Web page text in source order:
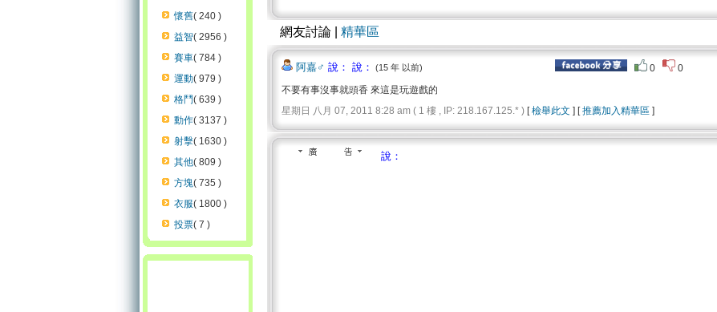
懷舊( 240 )
益智( 2956 )
賽車( 784 )
運動( 979 )
格鬥( 639 )
動作( 3137 )
射擊( 1630 )
其他( 809 )
方塊( 735 )
衣服( 1800 )
投票( 7 )
網友討論 | 精華區
阿嘉♂ 說： 說： (15 年 以前) 0
0
不要有事沒事就頭香 來這是玩遊戲的
星期日 八月 07, 2011 8:28 am ( 1 樓 , IP: 218.167.125.* ) [檢舉此文 ] [推薦加入精華區 ]
說：